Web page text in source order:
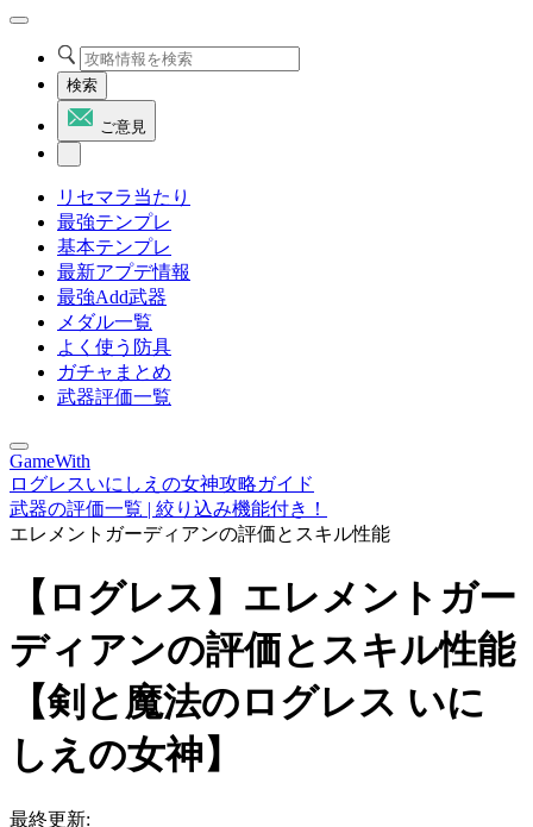
検索
ご意見
リセマラ当たり
最強テンプレ
基本テンプレ
最新アプデ情報
最強Add武器
メダル一覧
よく使う防具
ガチャまとめ
武器評価一覧
GameWith
ログレスいにしえの女神攻略ガイド
武器の評価一覧 | 絞り込み機能付き！
エレメントガーディアンの評価とスキル性能
【ログレス】エレメントガー
ディアンの評価とスキル性能
【剣と魔法のログレス いに
しえの女神】
最終更新: